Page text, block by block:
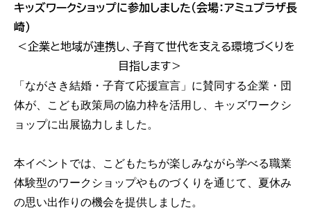
キッズワークショップに参加しました（会場：アミュプラザ長
崎）
＜企業と地域が連携し、子育て世代を支える環境づくりを
目指します＞
「ながさき結婚・子育て応援宣言」に賛同する企業・団
体が、こども政策局の協力枠を活用し、キッズワークシ
ョップに出展協力しました。
本イベントでは、こどもたちが楽しみながら学べる職業
体験型のワークショップやものづくりを通じて、夏休み
の思い出作りの機会を提供しました。